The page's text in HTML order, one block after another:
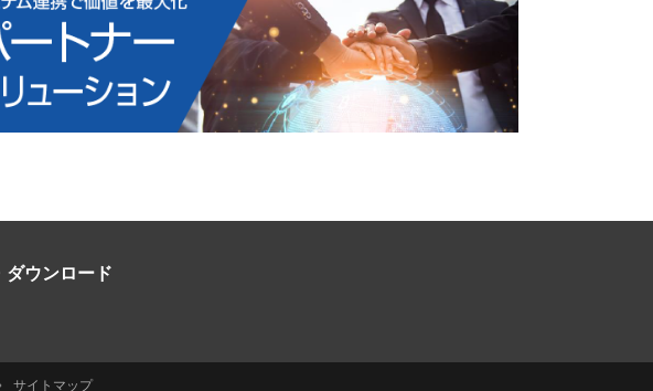
ダウンロード
サイトマップ